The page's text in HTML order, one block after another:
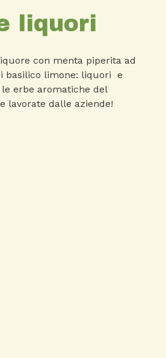
liquori
con menta piperita ad
basilico limone: liquori e
erbe aromatiche del
lavorate dalle aziende!